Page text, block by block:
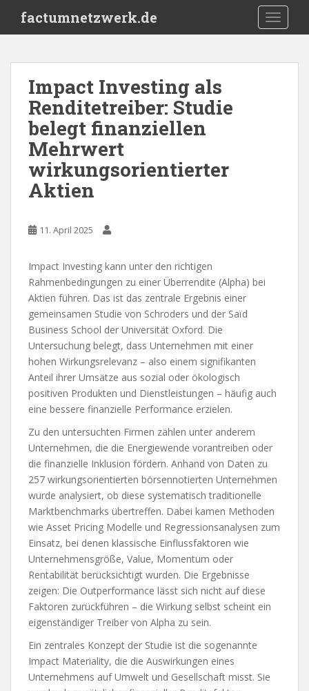
i
factumnetzwerk.de
Impact Investing als
Renditetreiber: Studie
belegt finanziellen
Mehrwert
wirkungsorientierter
Aktien
11. April 2025
Impact Investing kann unter den richtigen
Rahmenbedingungen zu einer Überrendite (Alpha) bei
Aktien führen. Das ist das zentrale Ergebnis einer
gemeinsamen Studie von Schroders und der Saïd
Business School der Universität Oxford. Die
Untersuchung belegt, dass Unternehmen mit einer
hohen Wirkungsrelevanz – also einem signifikanten
Anteil ihrer Umsätze aus sozial oder ökologisch
positiven Produkten und Dienstleistungen – häufig auch
eine bessere finanzielle Performance erzielen.
Zu den untersuchten Firmen zählen unter anderem
Unternehmen, die die Energiewende vorantreiben oder
die finanzielle Inklusion fördern. Anhand von Daten zu
257 wirkungsorientierten börsennotierten Unternehmen
wurde analysiert, ob diese systematisch traditionelle
Marktbenchmarks übertreffen. Dabei kamen Methoden
wie Asset Pricing Modelle und Regressionsanalysen zum
Einsatz, bei denen klassische Einflussfaktoren wie
Unternehmensgröße, Value, Momentum oder
Rentabilität berücksichtigt wurden. Die Ergebnisse
zeigen: Die Outperformance lässt sich nicht auf diese
Faktoren zurückführen – die Wirkung selbst scheint ein
eigenständiger Treiber von Alpha zu sein.
Ein zentrales Konzept der Studie ist die sogenannte
Impact Materiality, die die Auswirkungen eines
Unternehmens auf Umwelt und Gesellschaft misst. Sie